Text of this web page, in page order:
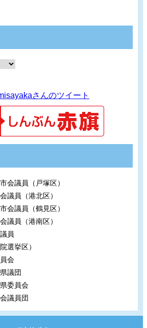
さんのツイート
会議員（戸塚区）
議員（港北区）
会議員（鶴見区）
議員（港南区）
員
選挙区）
会
議団
委員会
議員団